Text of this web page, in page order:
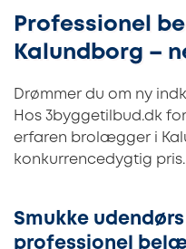
Professionel
Kalundborg –
Drømmer du om ny
Hos 3byggetilbud.dk
erfaren brolægger i
konkurrencedygtig pris.
Smukke
professionel